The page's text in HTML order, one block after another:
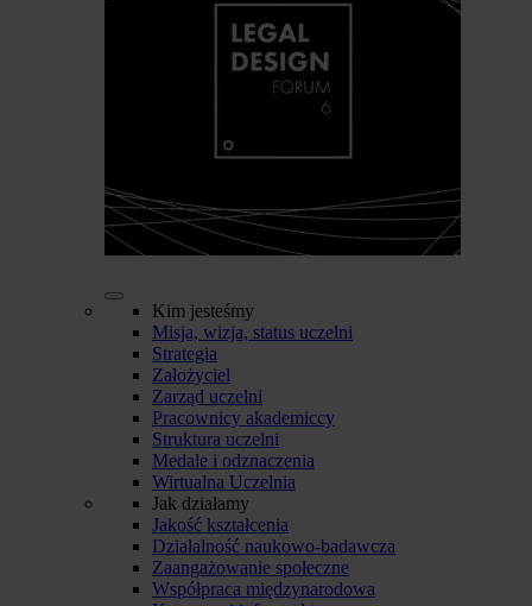
Kim jesteśmy
Misja, wizja, status uczelni
Strategia
Założyciel
Zarząd uczelni
Pracownicy akademiccy
Struktura uczelni
Medale i odznaczenia
Wirtualna Uczelnia
Jak działamy
Jakość kształcenia
Działalność naukowo-badawcza
Zaangażowanie społeczne
Współpraca międzynarodowa